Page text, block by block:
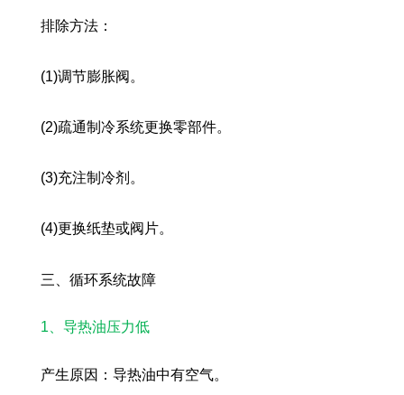
排除方法：
(1)调节膨胀阀。
(2)疏通制冷系统更换零部件。
(3)充注制冷剂。
(4)更换纸垫或阀片。
三、循环系统故障
1、导热油压力低
产生原因：导热油中有空气。